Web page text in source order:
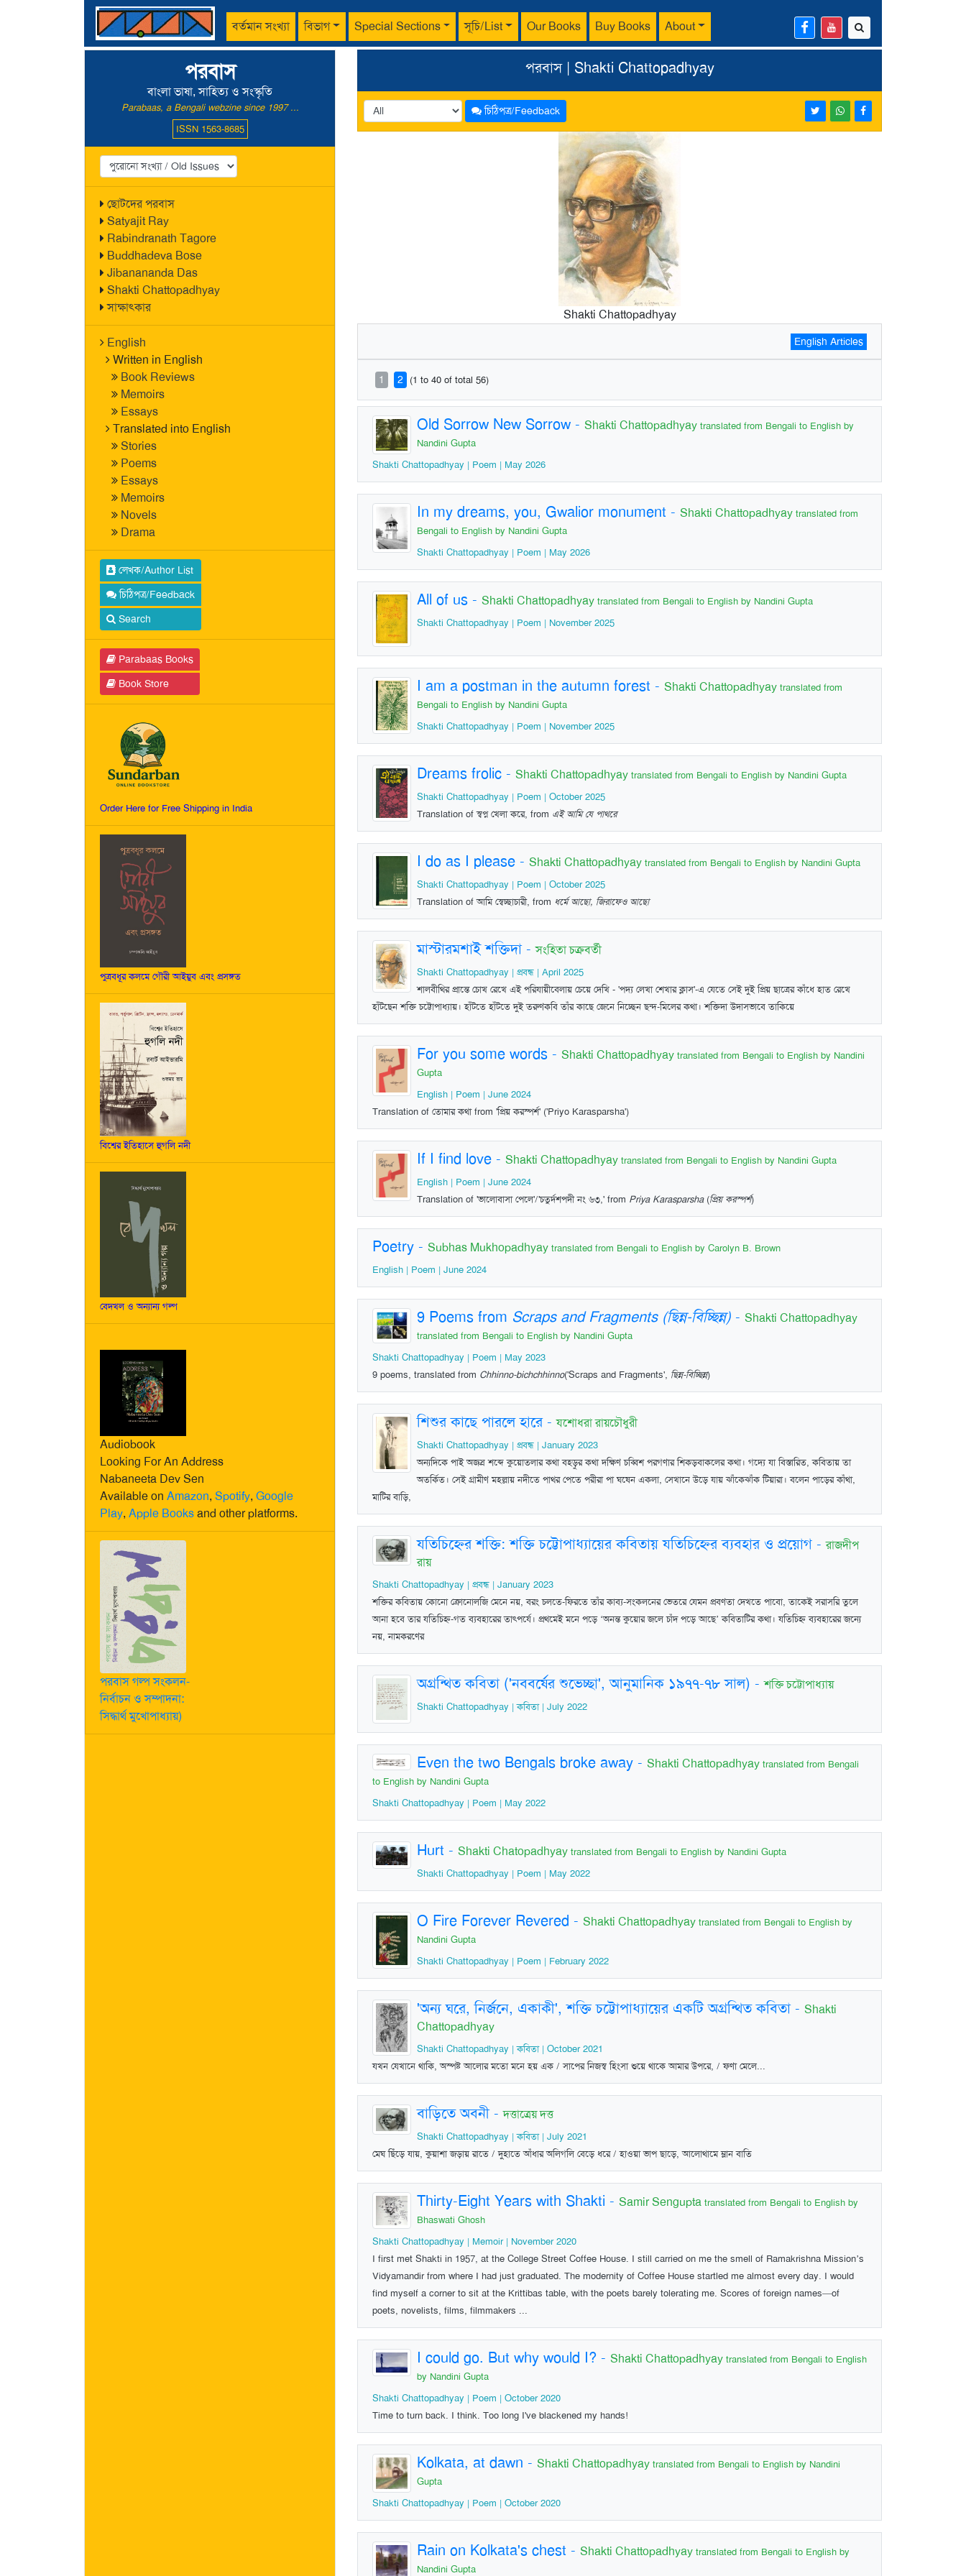
বর্তমান সংখ্যা বিভাগ Special Sections সূচি/List Our Books Buy Books About
পরবাস
বাংলা ভাষা, সাহিত্য ও সংস্কৃতি
Parabaas, a Bengali webzine since 1997 ...
ISSN 1563-8685
ছোটদের পরবাস
Satyajit Ray
Rabindranath Tagore
Buddhadeva Bose
Jibanananda Das
Shakti Chattopadhyay
সাক্ষাৎকার
English
Written in English
Book Reviews
Memoirs
Essays
Translated into English
Stories
Poems
Essays
Memoirs
Novels
Drama
লেখক/Author List
চিঠিপত্র/Feedback
Search
Parabaas Books
Book Store
Order Here for Free Shipping in India
পুত্রবধূর কলমে গৌরী আইয়ুব এবং প্রসঙ্গত
বিশ্বের ইতিহাসে হুগলি নদী
বেদখল ও অন্যান্য গল্প
Audiobook
Looking For An Address
Nabaneeta Dev Sen
Available on Amazon, Spotify, Google
Play, Apple Booksand other platforms.
পরবাস গল্প সংকলন-
নির্বাচন ও সম্পাদনা:
সিদ্ধার্থ মুখোপাধ্যায়)
পরবাস | Shakti Chattopadhyay
চিঠিপত্র/Feedback
Shakti Chattopadhyay
English Articles
1 2 (1 to 40 of total 56)
Old Sorrow New Sorrow - Shakti Chattopadhyay translated from Bengali to English by
Nandini Gupta
Shakti Chattopadhyay | Poem | May 2026
In my dreams, you, Gwalior monument - Shakti Chattopadhyay translated from
Bengali to English by Nandini Gupta
Shakti Chattopadhyay | Poem | May 2026
All of us - Shakti Chattopadhyay translated from Bengali to English by Nandini Gupta
Shakti Chattopadhyay | Poem | November 2025
I am a postman in the autumn forest - Shakti Chattopadhyay translated from
Bengali to English by Nandini Gupta
Shakti Chattopadhyay | Poem | November 2025
Dreams frolic - Shakti Chattopadhyay translated from Bengali to English by Nandini Gupta
Shakti Chattopadhyay | Poem | October 2025
Translation of স্বপ্ন খেলা করে, from এই আমি যে পাথরে
I do as I please - Shakti Chattopadhyay translated from Bengali to English by Nandini Gupta
Shakti Chattopadhyay | Poem | October 2025
Translation of আমি স্বেচ্ছাচারী, from ধর্মে আছো, জিরাফেও আছো
মাস্টারমশাই শক্তিদা-সংহিতা চক্রবর্তী
Shakti Chattopadhyay | প্রবন্ধ | April 2025
শালবীথির প্রান্তে চোখ রেখে এই পরিযায়ীবেলায় চেয়ে দেখি - 'পদ্য লেখা শেখার ক্লাস'-এ যেতে সেই দুই প্রিয় ছাত্রের কাঁধে হাত রেখে
হাঁটছেন শক্তি চট্টোপাধ্যায়। হাঁটতে হাঁটতে দুই তরুণকবি তাঁর কাছে জেনে নিচ্ছেন ছন্দ-মিলের কথা। শক্তিদা উদাসভাবে তাকিয়ে
For you some words - Shakti Chattopadhyay translated from Bengali to English by Nandini
Gupta
English | Poem | June 2024
Translation of তোমার কথা from 'প্রিয় করস্পর্শ' ('Priyo Karasparsha')
If I find love - Shakti Chattopadhyay translated from Bengali to English by Nandini Gupta
English | Poem | June 2024
Translation of 'ভালোবাসা পেলে'/'চতুর্দশপদী নং ৬৩,' from Priya Karasparsha(প্রিয় করস্পর্শ)
Poetry - Subhas Mukhopadhyay translated from Bengali to English by Carolyn B. Brown
English | Poem | June 2024
9 Poems from Scraps and Fragments (ছিন্ন-বিচ্ছিন্ন) - Shakti Chattopadhyay
translated from Bengali to English by Nandini Gupta
Shakti Chattopadhyay | Poem | May 2023
9 poems, translated from Chhinno-bichchhinno('Scraps and Fragments', ছিন্ন-বিচ্ছিন্ন)
শিশুর কাছে পারলে হারে-যশোধরা রায়চৌধুরী
Shakti Chattopadhyay | প্রবন্ধ | January 2023
অন্যদিকে পাই অজস্র শব্দে কুয়োতলার কথা বহড়ুর কথা দক্ষিণ চব্বিশ পরগণার শিকড়বাকলের কথা। গদ্যে যা বিস্তারিত, কবিতায় তা
অতর্কিত। সেই গ্রামীণ মহল্লায় নদীতে পাথর পেতে পরীরা পা ঘষেন একলা, সেখানে উড়ে যায় ঝাঁকেঝাঁক টিয়ারা। বলেন পাড়ের কাঁথা,
মাটির বাড়ি,
যতিচিহ্নের শক্তি: শক্তি চট্টোপাধ্যায়ের কবিতায় যতিচিহ্নের ব্যবহার ও প্রয়োগ -রাজদীপ
রায়
Shakti Chattopadhyay | প্রবন্ধ | January 2023
শক্তির কবিতায় কোনো ক্রোনোলজি মেনে নয়, বরং চলতে-ফিরতে তাঁর কাব্য-সংকলনের ভেতরে যেমন প্রবণতা দেখতে পাবো, তাকেই সরাসরি তুলে
আনা হবে তার যতিচিহ্ন-গত ব্যবহারের তাত্‍পর্যে। প্রথমেই মনে পড়ে ‘অনন্ত কুয়োর জলে চাঁদ পড়ে আছে’ কবিতাটির কথা। যতিচিহ্ন ব্যবহারের জন্যে
নয়, নামকরণের
অগ্রন্থিত কবিতা ('নববর্ষের শুভেচ্ছা', আনুমানিক ১৯৭৭-৭৮ সাল) -শক্তি চট্টোপাধ্যায়
Shakti Chattopadhyay | কবিতা | July 2022
Even the two Bengals broke away - Shakti Chattopadhyay translated from Bengali
to English by Nandini Gupta
Shakti Chattopadhyay | Poem | May 2022
Hurt - Shakti Chatopadhyay translated from Bengali to English by Nandini Gupta
Shakti Chattopadhyay | Poem | May 2022
O Fire Forever Revered - Shakti Chattopadhyay translated from Bengali to English by
Nandini Gupta
Shakti Chattopadhyay | Poem | February 2022
'অন্য ঘরে, নির্জনে, একাকী', শক্তি চট্টোপাধ্যায়ের একটি অগ্রন্থিত কবিতা- Shakti
Chattopadhyay
Shakti Chattopadhyay | কবিতা | October 2021
যখন যেখানে থাকি, অস্পষ্ট আলোর মতো মনে হয় এক / সাপের নিজস্ব হিংসা শুয়ে থাকে আমার উপরে, / ফণা মেলে...
বাড়িতে অবনী-দত্তাত্রেয় দত্ত
Shakti Chattopadhyay | কবিতা | July 2021
মেঘ ছিঁড়ে যায়, কুয়াশা জড়ায় রাতে / দুহাতে আঁধার অলিগলি বেড়ে ধরে / হাওয়া ভাপ ছাড়ে, আলোথামে ম্লান বাতি
Thirty-Eight Years with Shakti - Samir Sengupta translated from Bengali to English by
Bhaswati Ghosh
Shakti Chattopadhyay | Memoir | November 2020
I first met Shakti in 1957, at the College Street Coffee House. I still carried on me the smell of Ramakrishna Mission’s
Vidyamandir from where I had just graduated. The modernity of Coffee House startled me almost every day. I would
find myself a corner to sit at the Krittibas table, with the poets barely tolerating me. Scores of foreign names—of
poets, novelists, films, filmmakers ...
I could go. But why would I? - Shakti Chattopadhyay translated from Bengali to English
by Nandini Gupta
Shakti Chattopadhyay | Poem | October 2020
Time to turn back. I think. Too long I've blackened my hands!
Kolkata, at dawn - Shakti Chattopadhyay translated from Bengali to English by Nandini
Gupta
Shakti Chattopadhyay | Poem | October 2020
Rain on Kolkata's chest - Shakti Chattopadhyay translated from Bengali to English by
Nandini Gupta